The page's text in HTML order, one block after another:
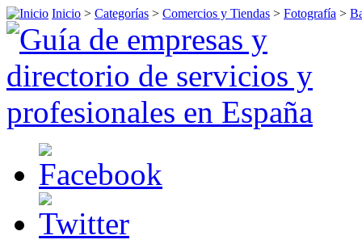
Inicio > Categorías > Comercios y Tiendas > Fotografía >